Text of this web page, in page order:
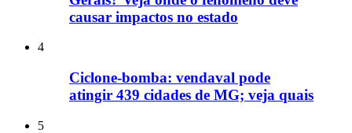
causar impactos no estado
4
Ciclone-bomba: vendaval pode
atingir 439 cidades de MG; veja quais
5